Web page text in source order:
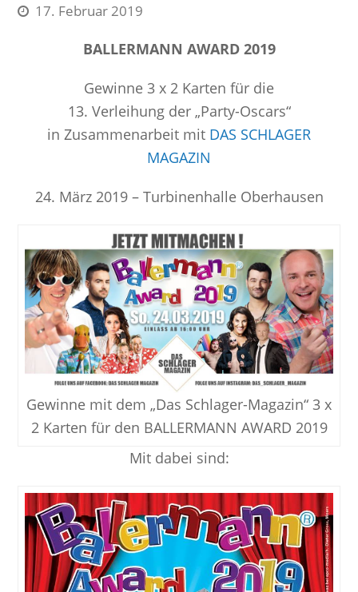
17. Februar 2019
BALLERMANN AWARD 2019
Gewinne 3 x 2 Karten für die
13. Verleihung der „Party-Oscars“
in Zusammenarbeit mit DAS SCHLAGER
MAGAZIN
24. März 2019 – Turbinenhalle Oberhausen
Gewinne mit dem „Das Schlager-Magazin“ 3 x
2 Karten für den BALLERMANN AWARD 2019
Mit dabei sind: